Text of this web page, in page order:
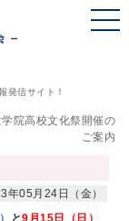
発信サイト！
院高校文化祭開催の
ご案内
年05月24日（金）
と9月15日（日）